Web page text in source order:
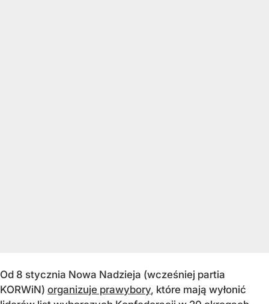
Od 8 stycznia Nowa Nadzieja (wcześniej partia
KORWiN) organizuje prawybory, które mają wyłonić